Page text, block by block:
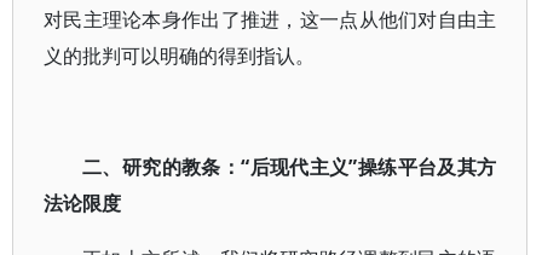
对民主理论本身作出了推进，这一点从他们对自由主
义的批判可以明确的得到指认。
二、研究的教条：“后现代主义”操练平台及其方
法论限度